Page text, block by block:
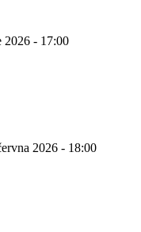
2026 - 17:00
2026 - 18:00